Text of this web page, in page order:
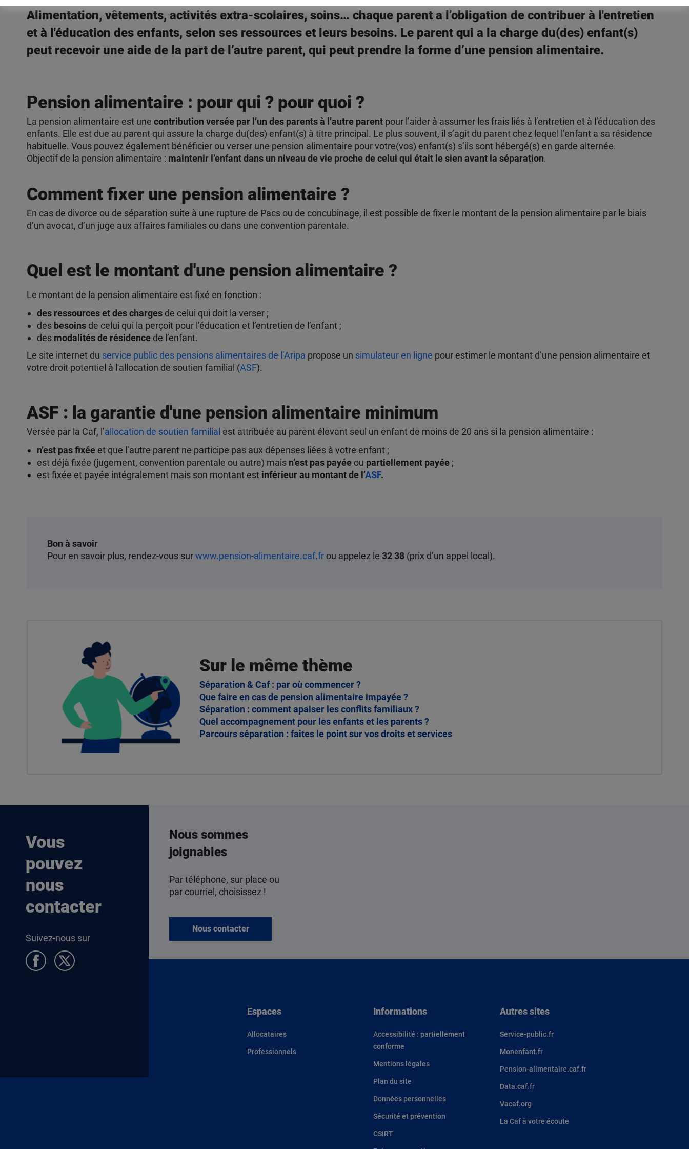
Alimentation, vêtements, activités extra-scolaires, soins… chaque parent a l’obligation de contribuer à l'entretien
et à l'éducation des enfants, selon ses ressources et leurs besoins. Le parent qui a la charge du(des) enfant(s)
peut recevoir une aide de la part de l’autre parent, qui peut prendre la forme d’une pension alimentaire.
Pension alimentaire : pour qui ? pour quoi ?
La pension alimentaire est une contribution versée par l’un des parents à l’autre parent pour l’aider à assumer les frais liés à l’entretien et à l’éducation des
enfants. Elle est due au parent qui assure la charge du(des) enfant(s) à titre principal. Le plus souvent, il s’agit du parent chez lequel l’enfant a sa résidence
habituelle. Vous pouvez également bénéficier ou verser une pension alimentaire pour votre(vos) enfant(s) s’ils sont hébergé(s) en garde alternée.
Objectif de la pension alimentaire : maintenir l’enfant dans un niveau de vie proche de celui qui était le sien avant la séparation.
Comment fixer une pension alimentaire ?
En cas de divorce ou de séparation suite à une rupture de Pacs ou de concubinage, il est possible de fixer le montant de la pension alimentaire par le biais
d’un avocat, d’un juge aux affaires familiales ou dans une convention parentale.
Quel est le montant d'une pension alimentaire ?
Le montant de la pension alimentaire est fixé en fonction :
des ressources et des charges de celui qui doit la verser ;
des besoins de celui qui la perçoit pour l’éducation et l’entretien de l’enfant ;
des modalités de résidence de l’enfant.
Le site internet du service public des pensions alimentaires de l’Aripa propose un simulateur en ligne pour estimer le montant d’une pension alimentaire et
votre droit potentiel à l'allocation de soutien familial (ASF).
ASF : la garantie d'une pension alimentaire minimum
Versée par la Caf, l’allocation de soutien familial est attribuée au parent élevant seul un enfant de moins de 20 ans si la pension alimentaire :
n’est pas fixée et que l’autre parent ne participe pas aux dépenses liées à votre enfant ;
est déjà fixée (jugement, convention parentale ou autre) mais n’est pas payée ou partiellement payée ;
est fixée et payée intégralement mais son montant est inférieur au montant de l’ASF.
Bon à savoir
Pour en savoir plus, rendez-vous surwww.pension-alimentaire.caf.fr ou appelez le 32 38 (prix d’un appel local).
Sur le même thème
Séparation & Caf : par où commencer ?
Que faire en cas de pension alimentaire impayée ?
Séparation : comment apaiser les conflits familiaux ?
Quel accompagnement pour les enfants et les parents ?
Parcours séparation : faites le point sur vos droits et services
Vous
pouvez
nous
contacter
Suivez-nous sur
Nous sommes
joignables
Par téléphone, sur place ou
par courriel, choisissez !
Nous contacter
Espaces
Allocataires
Professionnels
Informations
Accessibilité : partiellement
conforme
Mentions légales
Plan du site
Données personnelles
Sécurité et prévention
CSIRT
Autres sites
Service-public.fr
Monenfant.fr
Pension-alimentaire.caf.fr
Data.caf.fr
Vacaf.org
La Caf à votre écoute